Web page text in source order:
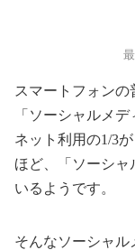
スマートフォン
「ソーシャルメ
ネット利用の1/3
ほど、「ソーシャ
いるようです。
そんなソーシャル